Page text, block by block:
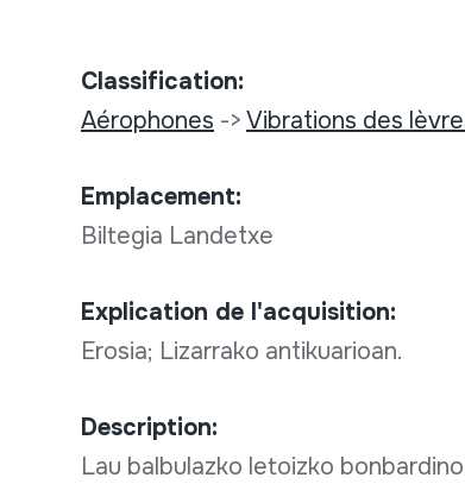
Classification:
Aérophones -> Vibrations des
Emplacement:
Biltegia Landetxe
Explication de l'acquisition:
Erosia; Lizarrako antikuarioan.
Description:
Lau balbulazko letoizko